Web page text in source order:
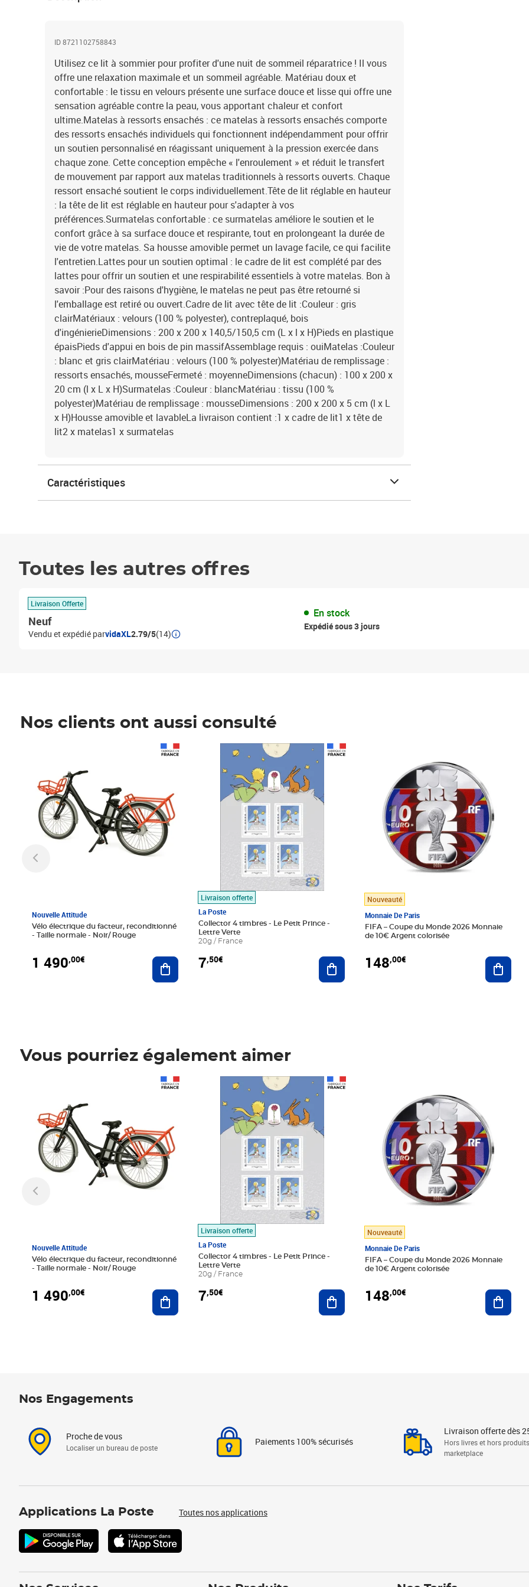
ID 8721102758843
Utilisez ce lit à sommier pour profiter d'une nuit de sommeil réparatrice ! Il vous
offre une relaxation maximale et un sommeil agréable. Matériau doux et
confortable : le tissu en velours présente une surface douce et lisse qui offre une
sensation agréable contre la peau, vous apportant chaleur et confort
ultime.Matelas à ressorts ensachés : ce matelas à ressorts ensachés comporte
des ressorts ensachés individuels qui fonctionnent indépendamment pour offrir
un soutien personnalisé en réagissant uniquement à la pression exercée dans
chaque zone. Cette conception empêche « l'enroulement » et réduit le transfert
de mouvement par rapport aux matelas traditionnels à ressorts ouverts. Chaque
ressort ensaché soutient le corps individuellement.Tête de lit réglable en hauteur
: la tête de lit est réglable en hauteur pour s'adapter à vos
préférences.Surmatelas confortable : ce surmatelas améliore le soutien et le
confort grâce à sa surface douce et respirante, tout en prolongeant la durée de
vie de votre matelas. Sa housse amovible permet un lavage facile, ce qui facilite
l'entretien.Lattes pour un soutien optimal : le cadre de lit est complété par des
lattes pour offrir un soutien et une respirabilité essentiels à votre matelas. Bon à
savoir :Pour des raisons d'hygiène, le matelas ne peut pas être retourné si
l'emballage est retiré ou ouvert.Cadre de lit avec tête de lit :Couleur : gris
clairMatériaux : velours (100 % polyester), contreplaqué, bois
d'ingénierieDimensions : 200 x 200 x 140,5/150,5 cm (L x l x H)Pieds en plastique
épaisPieds d'appui en bois de pin massifAssemblage requis : ouiMatelas :Couleur
: blanc et gris clairMatériau : velours (100 % polyester)Matériau de remplissage :
ressorts ensachés, mousseFermeté : moyenneDimensions (chacun) : 100 x 200 x
20 cm (l x L x H)Surmatelas :Couleur : blancMatériau : tissu (100 %
polyester)Matériau de remplissage : mousseDimensions : 200 x 200 x 5 cm (l x L
x H)Housse amovible et lavableLa livraison contient :1 x cadre de lit1 x tête de
lit2 x matelas1 x surmatelas
Caractéristiques
Toutes les autres offres
Livraison Offerte
Neuf
Vendu et expédié parvidaXL2.79/5(14)
En stock
Expédié sous 3 jours
Nos clients ont aussi consulté
Nouvelle Attitude
Vélo électrique du facteur, reconditionné
- Taille normale - Noir/ Rouge
1 490,00€ Ajouter au panier
Livraison offerte
La Poste
Collector 4 timbres - Le Petit Prince -
Lettre Verte
20g / France
7,50€
Prix 7,50€
Ajouter au panier
Nouveauté
Monnaie De Paris
FIFA – Coupe du Monde 2026 Monnaie
de 10€ Argent colorisée
148,00€
Vous pourriez également aimer
Nouvelle Attitude
Vélo électrique du facteur, reconditionné
- Taille normale - Noir/ Rouge
1 490,00€ Ajouter au panier
Livraison offerte
La Poste
Collector 4 timbres - Le Petit Prince -
Lettre Verte
20g / France
7,50€
Prix 7,50€
Ajouter au panier
Nouveauté
Monnaie De Paris
FIFA – Coupe du Monde 2026 Monnaie
de 10€ Argent colorisée
148,00€
Nos Engagements
Proche de vous
Localiser un bureau de poste
Paiements 100% sécurisés
Livraison offerte dès
Hors livres et hors produits
marketplace
Applications La Poste Toutes nos applications